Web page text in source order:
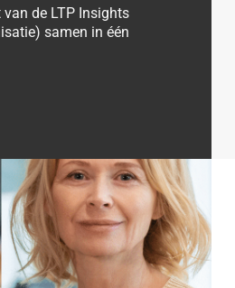
de LTP Insights
samen in één